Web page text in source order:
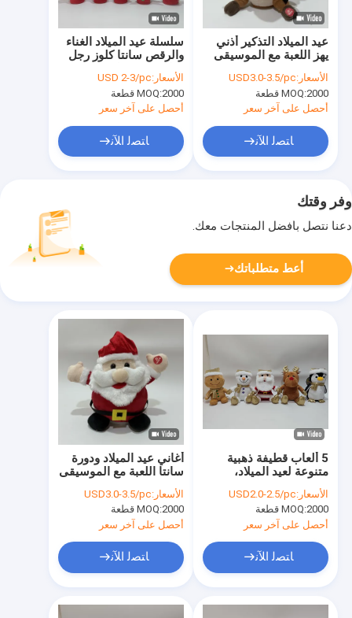
سلسلة عيد الميلاد الغناء
والرقص سانتا كلوز رجل
فطائر الزنجبيل شجرة
عيد الميلاد البطريق
النورس
الأسعار:USD 2-3/pc
MOQ:2000 قطعة
أحصل على آخر سعر
ﺎﺘﺼﻟ ﺍﻶﻧ
عيد الميلاد التذكير أذني
يهز اللعبة مع الموسيقى
الأسعار:USD3.0-3.5/pc
MOQ:2000 قطعة
أحصل على آخر سعر
ﺎﺘﺼﻟ ﺍﻶﻧ
وفر وقتك
دعنا نتصل بأفضل المنتجات معك.
أعط متطلباتك
أغاني عيد الميلاد ودورة
سانتا اللعبة مع الموسيقى
الأسعار:USD3.0-3.5/pc
MOQ:2000 قطعة
أحصل على آخر سعر
ﺎﺘﺼﻟ ﺍﻶﻧ
5 ألعاب قطيفة ذهبية
متنوعة لعيد الميلاد،
مجموعة احتفالية ناعمة
محشوة للعطلات
الأسعار:USD2.0-2.5/pc
MOQ:2000 قطعة
أحصل على آخر سعر
ﺎﺘﺼﻟ ﺍﻶﻧ